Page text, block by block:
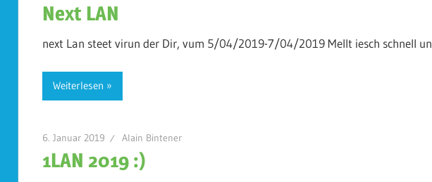
Next LAN
next Lan steet virun der Dir, vum 5/04/2019-7/04/2019 Mellt iesch schnell un
Weiterlesen
6. Januar 2019 Alain Bintener
1LAN 2019 :)